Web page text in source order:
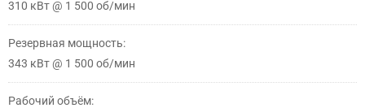
310 кВт @ 1 500 об/мин
Резервная мощность:
343 кВт @ 1 500 об/мин
Рабочий объём: